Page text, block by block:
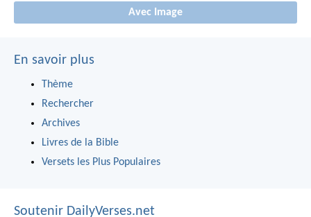
Avec Image
En savoir plus
Thème
Rechercher
Archives
Livres de la Bible
Versets les Plus Populaires
Soutenir DailyVerses.net